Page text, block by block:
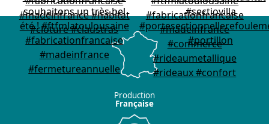
Production
Française